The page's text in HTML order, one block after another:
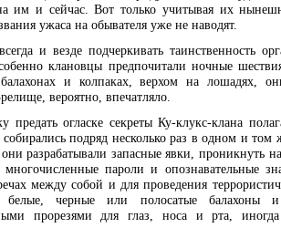
им и сейчас. Вот только учитывая их
ужаса на обывателя уже не наводят.
и везде подчеркивать таинственность
клановцы предпочитали ночные
и колпаках, верхом на лошадях,
вероятно, впечатляло.
огласке секреты Ку-клукс-клана
подряд несколько раз в одном и том
разрабатывали запасные явки, проникнуть
многочисленные пароли и опознавательные
между собой и для проведения
белые, черные или полосатые балахоны
прорезями для глаз, носа и рта,